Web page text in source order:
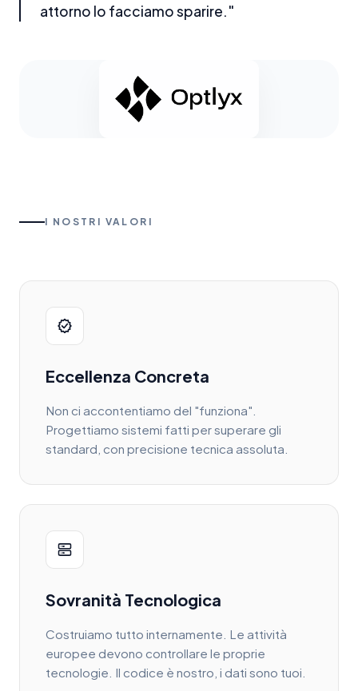
attorno lo facciamo sparire."
I NOSTRI VALORI
Eccellenza Concreta
Non ci accontentiamo del "funziona".
Progettiamo sistemi fatti per superare gli
standard, con precisione tecnica assoluta.
Sovranità Tecnologica
Costruiamo tutto internamente. Le attività
europee devono controllare le proprie
tecnologie. Il codice è nostro, i dati sono tuoi.